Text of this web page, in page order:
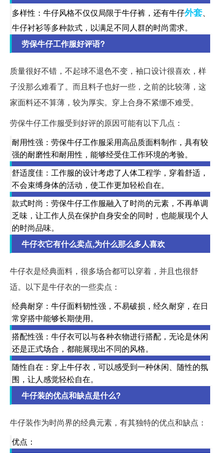
多样性：牛仔风格不仅仅局限于牛仔裤，还有牛仔外套
牛仔衬衫等多种款式，以满足不同人群的时尚需求。
劳保牛仔工作服好评语?
质量很好不错，不起球不退色不变，袖口设计很喜欢，样
子没那么难看了。而且料子也好一些，之前的比较薄，这
家面料还不算薄，较为厚实。穿上合身不紧绷不难受。
劳保牛仔工作服受到好评的原因可能有以下几点：
耐用性强：劳保牛仔工作服采用高品质面料制作，具有较
强的耐磨性和耐用性，能够经受住工作环境的考验。
舒适度佳：工作服的设计考虑了人体工程学，穿着舒适，
不会束缚身体的活动，使工作更加轻松自在。
款式时尚：劳保牛仔工作服融入了时尚的元素，不再单调
乏味，让工作人员在保护自身安全的同时，也能展现个人
的时尚品味。
牛仔衣它有什么卖点,为什么那么多人喜欢
牛仔衣是经典面料，很多场合都可以穿着，并且也很舒
适。以下是牛仔衣的一些卖点：
经典耐穿：牛仔面料韧性强，不易破损，经久耐穿，在日
常穿搭中能够长期使用。
搭配性强：牛仔衣可以与各种衣物进行搭配，无论是休闲
还是正式场合，都能展现出不同的风格。
随性自在：穿上牛仔衣，可以感受到一种休闲、随性的氛
围，让人感觉轻松自在。
牛仔装的优点和缺点是什么?
牛仔装作为时尚界的经典元素，有其独特的优点和缺点：
优点：